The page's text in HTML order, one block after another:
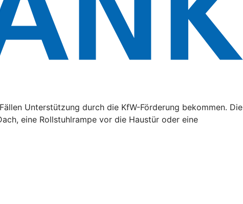
Unterstützung durch die KfW-Förderung bekommen. Die
eine Rollstuhlrampe vor die Haustür oder eine